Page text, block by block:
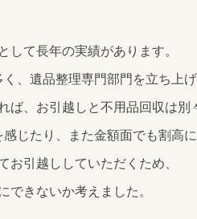
して長年の実績があります。
、遺品整理専門部門を立ち上
ば、お引越しと不用品回収は別
じたり、また金額面でも割高
お引越ししていただくため、
できないか考えました。